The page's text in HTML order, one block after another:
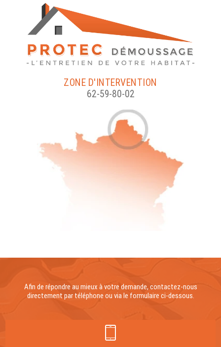
ZONE D'INTERVENTION
62-59-80-02
Afin de répondre au mieux à votre demande, contactez-nous
directement par téléphone ou via le formulaire ci-dessous.